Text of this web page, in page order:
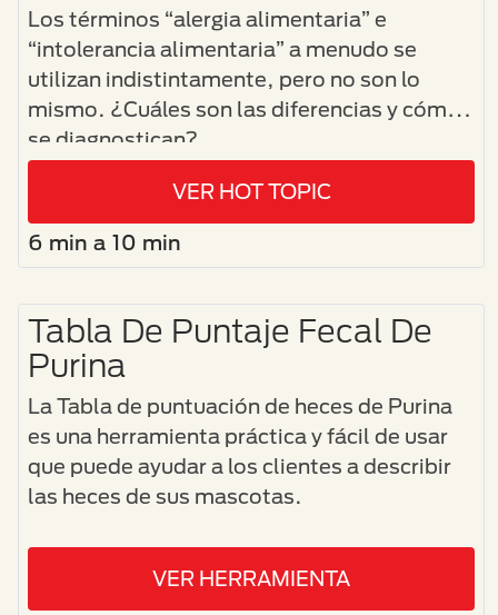
Los términos “alergia alimentaria” e
“intolerancia alimentaria” a menudo se
utilizan indistintamente, pero no son lo
mismo. ¿Cuáles son las diferencias y cómo
se diagnostican?
VER HOT TOPIC
6 min a 10 min
Tabla De Puntaje Fecal De
Purina
La Tabla de puntuación de heces de Purina
es una herramienta práctica y fácil de usar
que puede ayudar a los clientes a describir
las heces de sus mascotas.
VER HERRAMIENTA